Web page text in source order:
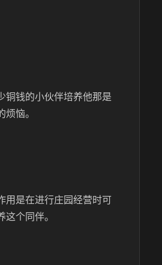
铜钱的小伙伴培养他那是
恼。
用是在进行庄园经营时可
个同伴。